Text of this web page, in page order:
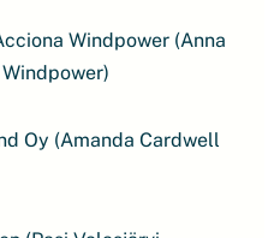
Windpower (Anna
Oy (Amanda Cardwell